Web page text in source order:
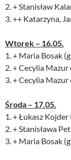
2. + Stanisław
3. ++ Katarzyna,
Wtorek – 16.05.
1. + Maria Bosak
2. + Cecylia
3. + Cecylia
Środa – 17.05.
1. + Łukasz Kojder
2. + Stanisława
3. + Maria Bosak